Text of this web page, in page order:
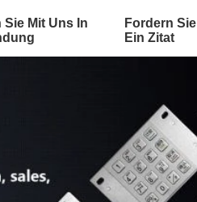
Sie Mit Uns In
Fordern Sie
Ein Zitat